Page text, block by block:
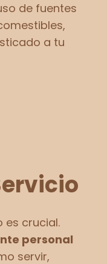
de fuentes
a tu
es crucial.
personal
servir,